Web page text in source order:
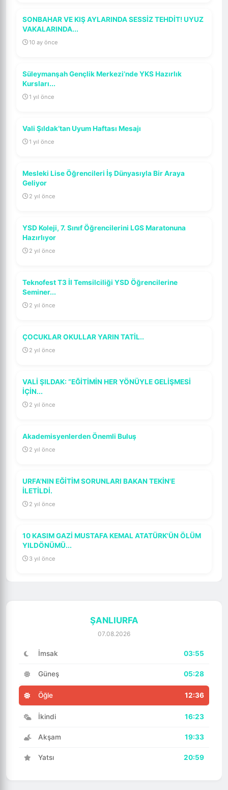
SONBAHAR VE KIŞ AYLARINDA SESSİZ TEHDİT! UYUZ
VAKALARINDA...
10 ay önce
Süleymanşah Gençlik Merkezi’nde YKS Hazırlık
Kursları...
1 yıl önce
Vali Şıldak’tan Uyum Haftası Mesajı
1 yıl önce
Mesleki Lise Öğrencileri İş Dünyasıyla Bir Araya
Geliyor
2 yıl önce
YSD Koleji, 7. Sınıf Öğrencilerini LGS Maratonuna
Hazırlıyor
2 yıl önce
Teknofest T3 İl Temsilciliği YSD Öğrencilerine
Seminer...
2 yıl önce
ÇOCUKLAR OKULLAR YARIN TATİL..
2 yıl önce
VALİ ŞILDAK: “EĞİTİMİN HER YÖNÜYLE GELİŞMESİ
İÇİN...
2 yıl önce
Akademisyenlerden Önemli Buluş
2 yıl önce
URFA'NIN EĞİTİM SORUNLARI BAKAN TEKİN'E
İLETİLDİ.
2 yıl önce
10 KASIM GAZİ MUSTAFA KEMAL ATATÜRK'ÜN ÖLÜM
YILDÖNÜMÜ...
3 yıl önce
ŞANLIURFA
07.08.2026
İmsak 03:55
Güneş 05:28
Öğle 12:36
İkindi 16:23
Akşam 19:33
Yatsı 20:59